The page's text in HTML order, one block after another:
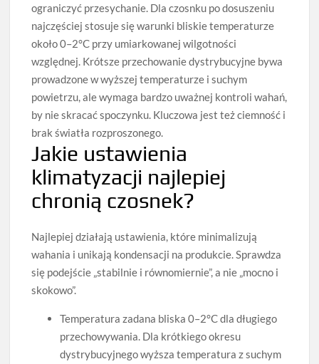
ograniczyć przesychanie. Dla czosnku po dosuszeniu
najczęściej stosuje się warunki bliskie temperaturze
około 0–2°C przy umiarkowanej wilgotności
względnej. Krótsze przechowanie dystrybucyjne bywa
prowadzone w wyższej temperaturze i suchym
powietrzu, ale wymaga bardzo uważnej kontroli wahań,
by nie skracać spoczynku. Kluczowa jest też ciemność i
brak światła rozproszonego.
Jakie ustawienia
klimatyzacji najlepiej
chronią czosnek?
Najlepiej działają ustawienia, które minimalizują
wahania i unikają kondensacji na produkcie. Sprawdza
się podejście „stabilnie i równomiernie”, a nie „mocno i
skokowo”.
Temperatura zadana bliska 0–2°C dla długiego
przechowywania. Dla krótkiego okresu
dystrybucyjnego wyższa temperatura z suchym